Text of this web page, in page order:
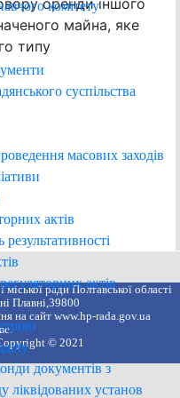
комітету
суспільства
масових заходів
актів
результативності
актів
документів з
ліквідованих установ
оренди іншого
майна, яке
типу
ради Полтавської області
Плавні,39800
на сайт www.hp-rada.gov.ua
© 2021